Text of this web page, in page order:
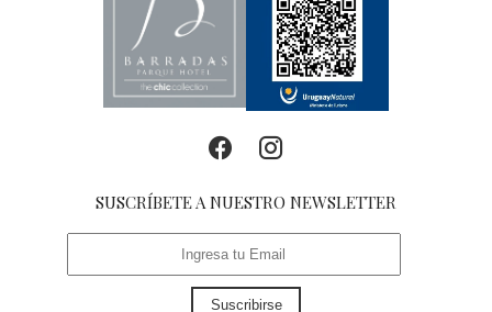
SUSCRÍBETE A NUESTRO NEWSLETTER
Suscribirse